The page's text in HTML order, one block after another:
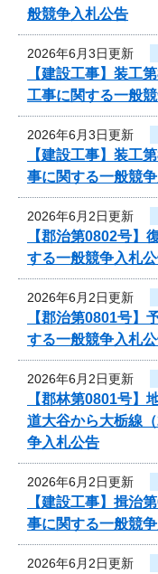
般競争入札公告
2026年6月3日更新
【建設工事】装工
工事に関する一般
2026年6月3日更新
【建設工事】装工
事に関する一般競
2026年6月2日更新
【郡治第0802号
する一般競争入札
2026年6月2日更新
【郡治第0801号
する一般競争入札
2026年6月2日更新
【郡林第0801号
道大谷から大栃線
争入札公告
2026年6月2日更新
【建設工事】揖治
事に関する一般競
2026年6月2日更新